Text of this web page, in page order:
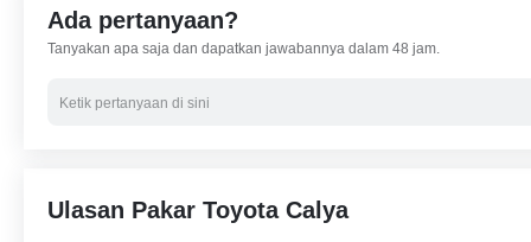
Ada pertanyaan?
Tanyakan apa saja dan dapatkan jawabannya dalam 48 jam.
Ulasan Pakar Toyota Calya